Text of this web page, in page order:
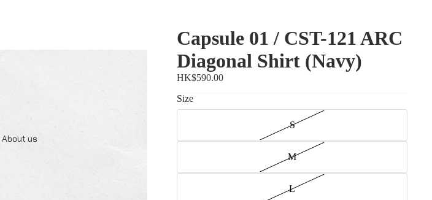
About us
Capsule 01 / CST-121 ARC
Diagonal Shirt (Navy)
HK$590.00
Size
S
M
L